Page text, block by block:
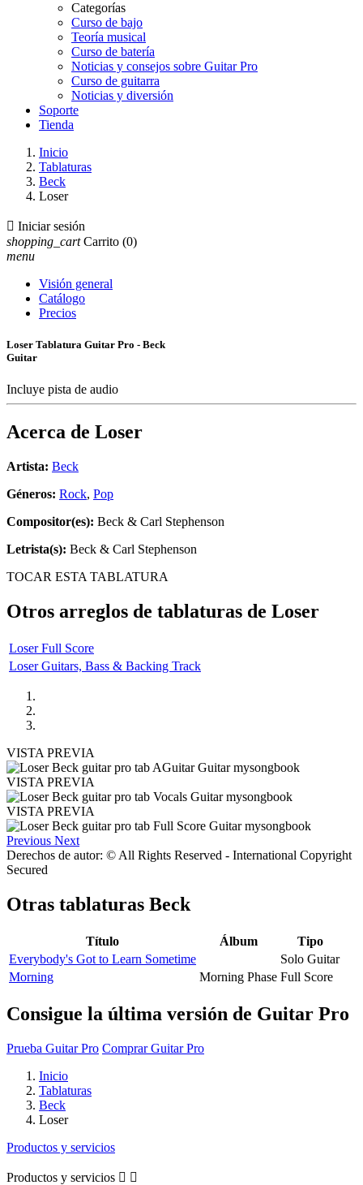
Categorías
Curso de bajo
Teoría musical
Curso de batería
Noticias y consejos sobre Guitar Pro
Curso de guitarra
Noticias y diversión
Soporte
Tienda
Inicio
Tablaturas
Beck
Loser
 Iniciar sesión
shopping_cart Carrito (0)
menu
Visión general
Catálogo
Precios
Loser Tablatura Guitar Pro - Beck
Guitar
Incluye pista de audio
Acerca de Loser
Artista: Beck
Géneros: Rock, Pop
Compositor(es): Beck & Carl Stephenson
Letrista(s): Beck & Carl Stephenson
TOCAR ESTA TABLATURA
Otros arreglos de tablaturas de Loser
Loser Full Score
Loser Guitars, Bass & Backing Track
VISTA PREVIA
VISTA PREVIA
VISTA PREVIA
Previous Next
Derechos de autor: © All Rights Reserved - International Copyright
Secured
Otras tablaturas Beck
Título Álbum
Tipo
Everybody's Got to Learn Sometime
Solo Guitar
Morning
Morning Phase Full Score
Consigue la última versión de Guitar Pro
Prueba Guitar Pro Comprar Guitar Pro
Inicio
Tablaturas
Beck
Loser
Productos y servicios
Productos y servicios  